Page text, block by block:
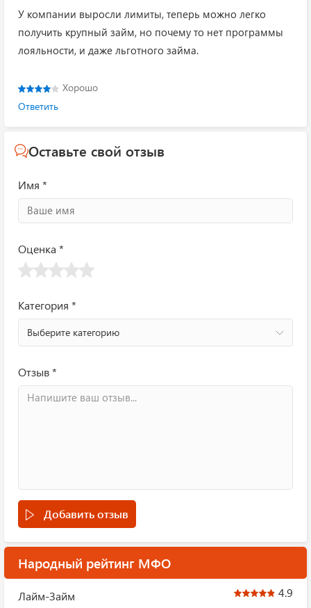
У компании выросли лимиты, теперь можно легко
получить крупный займ, но почему то нет программы
лояльности, и даже льготного займа.
Хорошо
Ответить
Оставьте свой отзыв
Имя *
Оценка *
Категория *
Выберите категорию
Отзыв *
Добавить отзыв
Народный рейтинг МФО
Лайм-Займ 4.9